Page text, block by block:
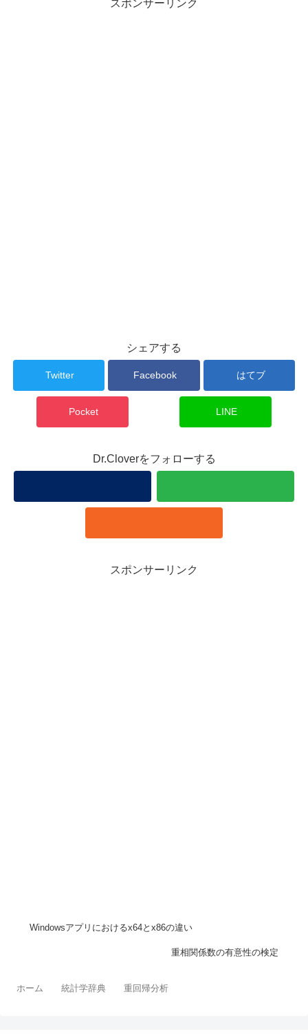
スポンサーリンク
シェアする
Twitter Facebook はてブ
Pocket LINE
Dr.Cloverをフォローする
スポンサーリンク
Windowsアプリにおけるx64とx86の違い
重相関係数の有意性の検定
ホーム 統計学辞典 重回帰分析